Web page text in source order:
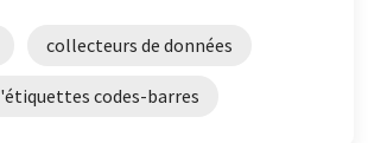
collecteurs de données
codes-barres